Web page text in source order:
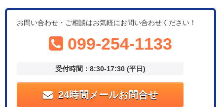
お問い合わせ・ご相談はお気軽にお問い合わせください！
099-254-1133
受付時間：8:30-17:30 (平日)
24時間メールお問合せ